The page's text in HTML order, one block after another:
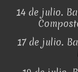
14 de julio.
17 de julio.